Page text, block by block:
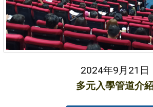
2024年9月21日
多元入學管道介